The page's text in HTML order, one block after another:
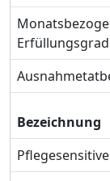
Erfüllungsgrad
Bezeichnung